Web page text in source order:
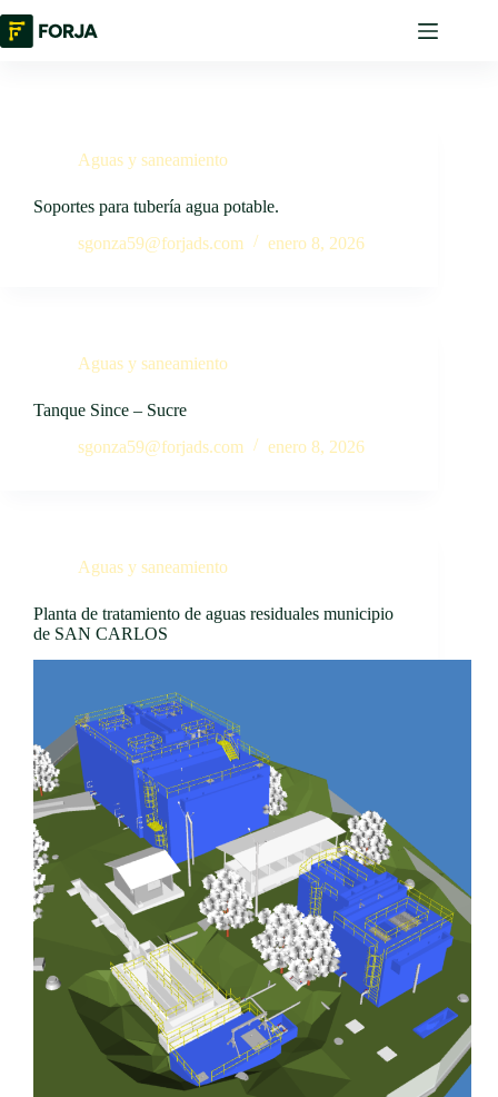
Aguas y saneamiento
Soportes para tubería agua potable.
sgonza59@forjads.com
enero 8, 2026
Aguas y saneamiento
Tanque Since – Sucre
sgonza59@forjads.com
enero 8, 2026
Aguas y saneamiento
Planta de tratamiento de aguas residuales municipio
de SAN CARLOS